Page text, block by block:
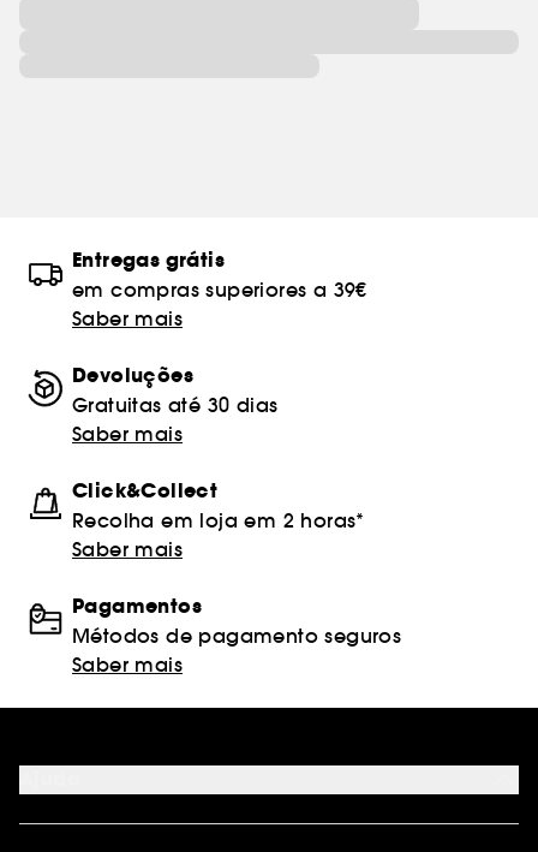
Entregas grátis
em compras superiores a 39€
Saber mais
Devoluções
Gratuitas até 30 dias
Saber mais
Click&Collect
Recolha em loja em 2 horas*
Saber mais
Pagamentos
Métodos de pagamento seguros
Saber mais
FAQ